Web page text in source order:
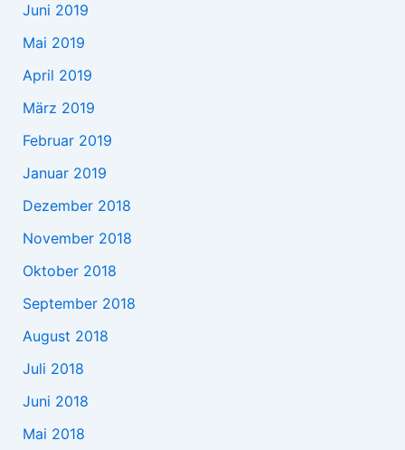
Juni 2019
Mai 2019
April 2019
März 2019
Februar 2019
Januar 2019
Dezember 2018
November 2018
Oktober 2018
September 2018
August 2018
Juli 2018
Juni 2018
Mai 2018